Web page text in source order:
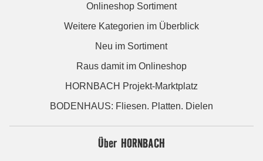
Onlineshop Sortiment
Weitere Kategorien im Überblick
Neu im Sortiment
Raus damit im Onlineshop
HORNBACH Projekt-Marktplatz
BODENHAUS: Fliesen. Platten. Dielen
Über HORNBACH